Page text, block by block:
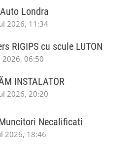
Londra
2026, 11:34
RIGIPS cu scule LUTON
2026, 06:50
INSTALATOR
2026, 20:20
Necalificati
2026, 18:46